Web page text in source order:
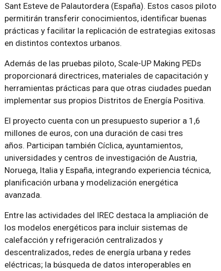
Sant Esteve de Palautordera (España). Estos casos piloto
permitirán transferir conocimientos, identificar buenas
prácticas y facilitar la replicación de estrategias exitosas
en distintos contextos urbanos.
Además de las pruebas piloto, Scale-UP Making PEDs
proporcionará directrices, materiales de capacitación y
herramientas prácticas para que otras ciudades puedan
implementar sus propios Distritos de Energía Positiva.
El proyecto cuenta con un presupuesto superior a 1,6
millones de euros, con una duración de casi tres
años. Participan también Cíclica, ayuntamientos,
universidades y centros de investigación de Austria,
Noruega, Italia y España, integrando experiencia técnica,
planificación urbana y modelización energética
avanzada.
Entre las actividades del IREC destaca la ampliación de
los modelos energéticos para incluir sistemas de
calefacción y refrigeración centralizados y
descentralizados, redes de energía urbana y redes
eléctricas; la búsqueda de datos interoperables en